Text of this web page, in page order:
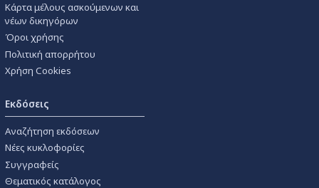
Κάρτα μέλους ασκούμενων και
νέων δικηγόρων
Όροι χρήσης
Πολιτική απορρήτου
Χρήση Cookies
Εκδόσεις
Αναζήτηση εκδόσεων
Νέες κυκλοφορίες
Συγγραφείς
Θεματικός κατάλογος